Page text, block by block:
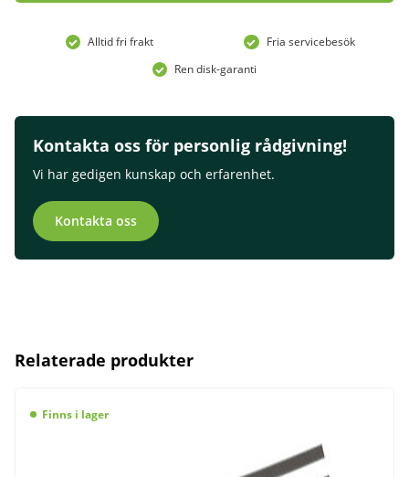
Alltid fri frakt
Fria servicebesök
Ren disk-garanti
Kontakta oss för personlig rådgivning!
Vi har gedigen kunskap och erfarenhet.
Kontakta oss
Relaterade produkter
Finns i lager